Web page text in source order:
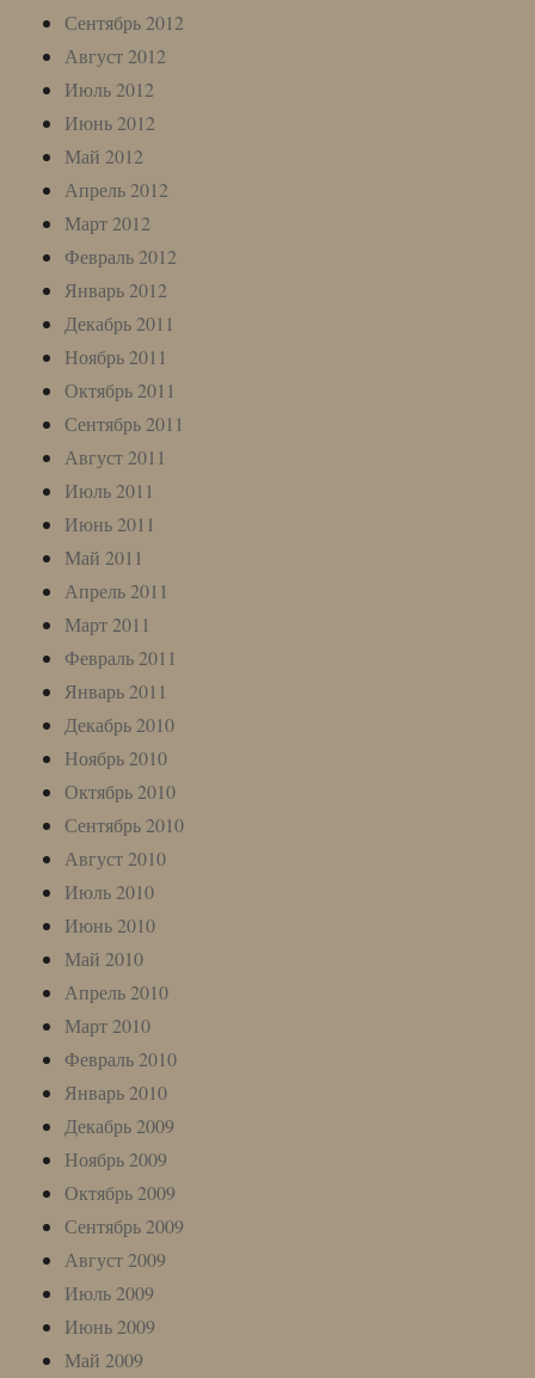
Сентябрь 2012
Август 2012
Июль 2012
Июнь 2012
Май 2012
Апрель 2012
Март 2012
Февраль 2012
Январь 2012
Декабрь 2011
Ноябрь 2011
Октябрь 2011
Сентябрь 2011
Август 2011
Июль 2011
Июнь 2011
Май 2011
Апрель 2011
Март 2011
Февраль 2011
Январь 2011
Декабрь 2010
Ноябрь 2010
Октябрь 2010
Сентябрь 2010
Август 2010
Июль 2010
Июнь 2010
Май 2010
Апрель 2010
Март 2010
Февраль 2010
Январь 2010
Декабрь 2009
Ноябрь 2009
Октябрь 2009
Сентябрь 2009
Август 2009
Июль 2009
Июнь 2009
Май 2009